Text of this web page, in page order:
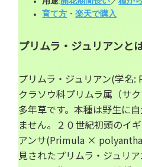
育て方 ・楽天で購入
プリムラ・ジュリアンと
プリムラ・ジュリアン(学
クラソウ科プリムラ属（サ
多年草です。本種は野生に
ません。２０世紀初頭のイ
アンサ(Primula ×
見されたプリムラ・ジュリ